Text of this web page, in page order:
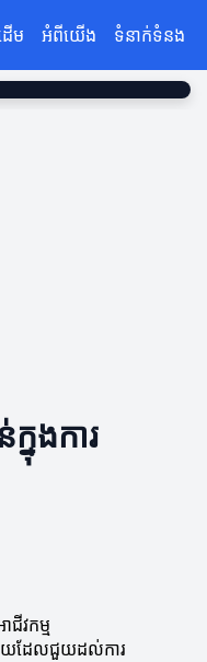
ើម អំពីយើង ទំនាក់ទំនង
នុងការ
ជីវកម្ម
យដែលជួយដល់ការ